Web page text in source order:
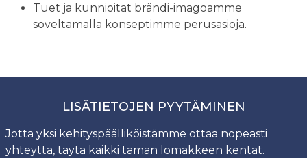
Tuet ja kunnioitat brändi-imagoamme
soveltamalla konseptimme perusasioja.
LISÄTIETOJEN PYYTÄMINEN
Jotta yksi kehityspäälliköistämme ottaa nopeasti
yhteyttä, täytä kaikki tämän lomakkeen kentät.